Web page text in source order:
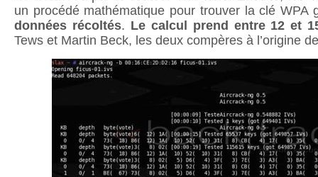
un procédé mathématique pour trouver la clé WPA
données récoltés. Le calcul prend entre 12 et
Tews et Martin Beck, les deux compères à l’origine